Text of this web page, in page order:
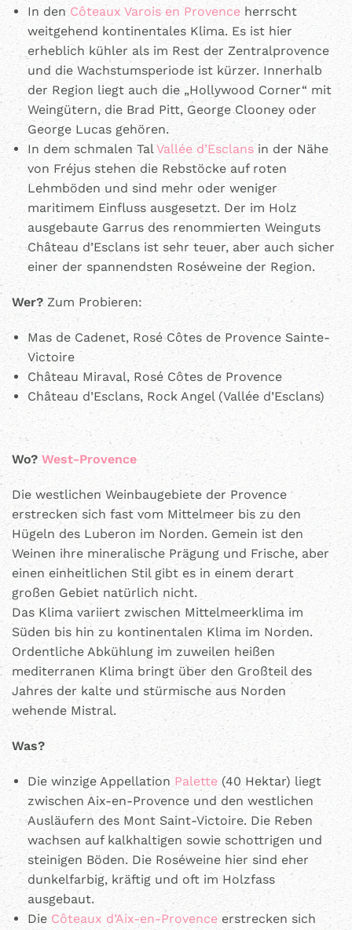
In den Côteaux Varois en Provence herrscht
weitgehend kontinentales Klima. Es ist hier
erheblich kühler als im Rest der Zentralprovence
und die Wachstumsperiode ist kürzer. Innerhalb
der Region liegt auch die „Hollywood Corner“ mit
Weingütern, die Brad Pitt, George Clooney oder
George Lucas gehören.
In dem schmalen TalVallée d’Esclansin der Nähe
von Fréjus stehen die Rebstöcke auf roten
Lehmböden und sind mehr oder weniger
maritimem Einfluss ausgesetzt. Der im Holz
ausgebaute Garrus des renommierten Weinguts
Château d’Esclans ist sehr teuer, aber auch sicher
einer der spannendsten Roséweine der Region.
Wer?Zum Probieren:
Mas de Cadenet, Rosé Côtes de Provence Sainte-
Victoire
Château Miraval, Rosé Côtes de Provence
Château d’Esclans, Rock Angel (Vallée d’Esclans)
Wo? West-Provence
Die westlichen Weinbaugebiete der Provence
erstrecken sich fast vom Mittelmeer bis zu den
Hügeln des Luberon im Norden. Gemein ist den
Weinen ihre mineralische Prägung und Frische, aber
einen einheitlichen Stil gibt es in einem derart
großen Gebiet natürlich nicht.
Das Klima variiert zwischen Mittelmeerklima im
Süden bis hin zu kontinentalen Klima im Norden.
Ordentliche Abkühlung im zuweilen heißen
mediterranen Klima bringt über den Großteil des
Jahres der kalte und stürmische aus Norden
wehende Mistral.
Was?
Die winzige Appellation Palette (40 Hektar) liegt
zwischen Aix-en-Provence und den westlichen
Ausläufern des Mont Saint-Victoire. Die Reben
wachsen auf kalkhaltigen sowie schottrigen und
steinigen Böden. Die Roséweine hier sind eher
dunkelfarbig, kräftig und oft im Holzfass
ausgebaut.
Die Côteaux d’Aix-en-Provenceerstrecken sich